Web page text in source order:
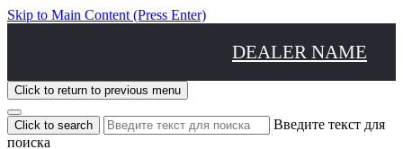
Skip to Main Content (Press Enter)
DEALER NAME
Click to return to previous menu
Click to search
Введите текст для
поиска